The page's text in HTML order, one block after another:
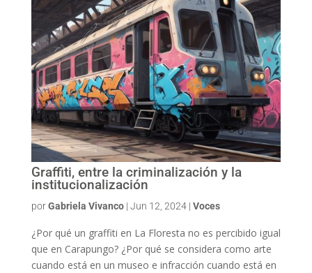
Graffiti, entre la criminalización y la
institucionalización
porGabriela Vivanco| Jun 12, 2024| Voces
¿Por qué un graffiti en La Floresta no es percibido igual
que en Carapungo? ¿Por qué se considera como arte
cuando está en un museo e infracción cuando está en